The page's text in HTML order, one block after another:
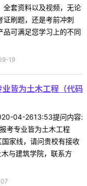
全套资料以及视频，无论
证刷题，还是考前冲刺
品可满足您学习上的不同
19
皆为土木工程（代码
04-2613:53提问内容:
考专业皆为土木工程
家线，请问贵校有接收
与建筑学院，联系方